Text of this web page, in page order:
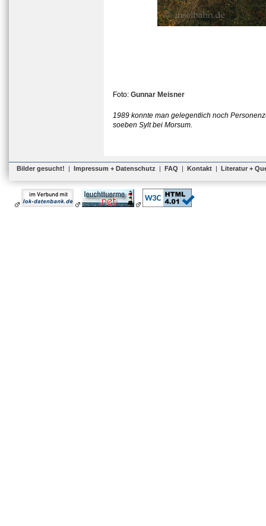
Foto: Gunnar Meisner
1989 konnte man gelegentlich noch
soeben Sylt bei Morsum.
Bilder gesucht! | Impressum + Datenschutz | FAQ | Kontakt | Literatur +